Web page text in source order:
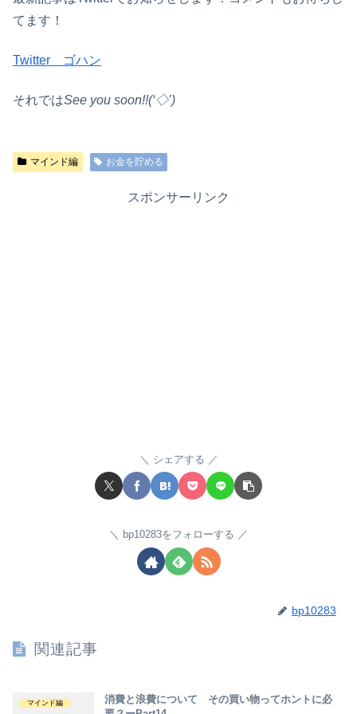
てます！
Twitter ゴハン
それではSee you soon!!(‘◇’)ゞ
マインド編 お金を貯める
スポンサーリンク
シェアする
bp10283をフォローする
bp10283
関連記事
マインド編
消費と浪費について その買い物ってホントに必